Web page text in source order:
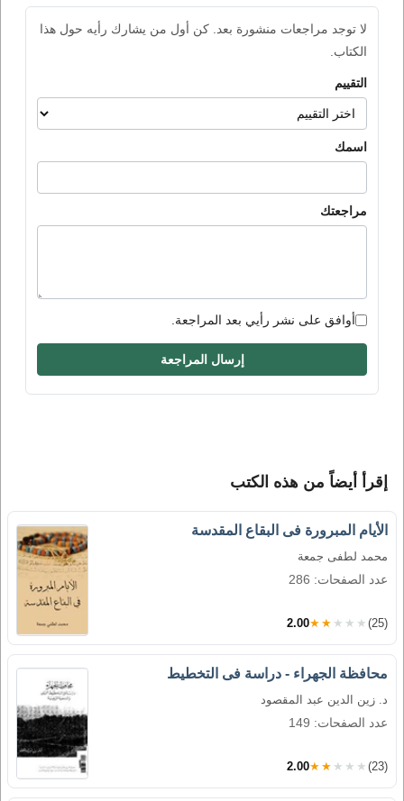
لا توجد مراجعات منشورة بعد. كن أول من يشارك رأيه حول هذا
الكتاب.
التقييم
اسمك
مراجعتك
أوافق على نشر رأيي بعد المراجعة.
إرسال المراجعة
إقرأ أيضاً من هذه الكتب
الأيام المبرورة فى البقاع المقدسة
محمد لطفى جمعة
عدد الصفحات: 286
2.00★★★★★ (25)
محافظة الجهراء - دراسة فى التخطيط
د. زين الدين عبد المقصود
عدد الصفحات: 149
2.00★★★★★ (23)